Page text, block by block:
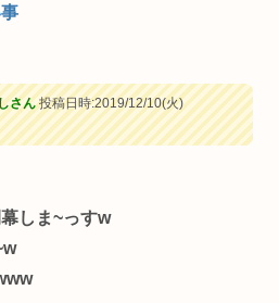
さん投稿日時:2019/12/10(火)
しま~っすw